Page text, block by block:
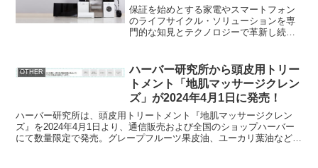
りごとや故障にワンストップで対
応し、家電生活DXを促進～
保証を始めとする家電やスマートフォン
のライフサイクル・ソリューションを専
門的な知見とテクノロジーで革新し続け
一)は、家電アプリとしては日本最大級の
ダウ...
OTHER
ハーバー研究所から頭皮用トリー
トメント「地肌マッサージクレン
ズ」が2024年4月1日に発売！
ハーバー研究所は、頭皮用トリートメント『地肌マッサージクレン
ズ』を2024年4月1日より、通信販売および全国のショップハーバー
にて数量限定で発売。グレープフルーツ果皮油、ユーカリ葉油などを